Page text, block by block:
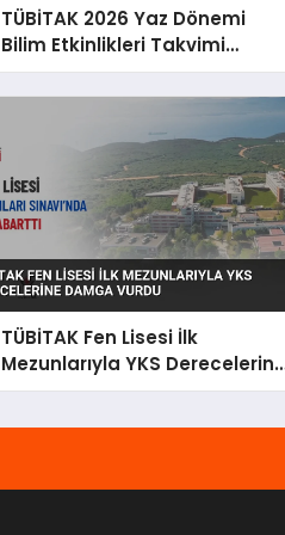
TÜBİTAK 2026 Yaz Dönemi
Bilim Etkinlikleri Takvimi
Açıklandı
TÜBİTAK Fen Lisesi İlk
Mezunlarıyla YKS
Damga Vurdu